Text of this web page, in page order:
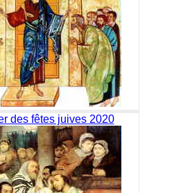
des fêtes juives 2020